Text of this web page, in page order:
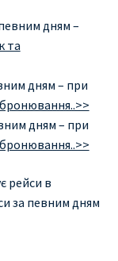
дням –
та
дням – при
дням – при
рейси в
за певним дням